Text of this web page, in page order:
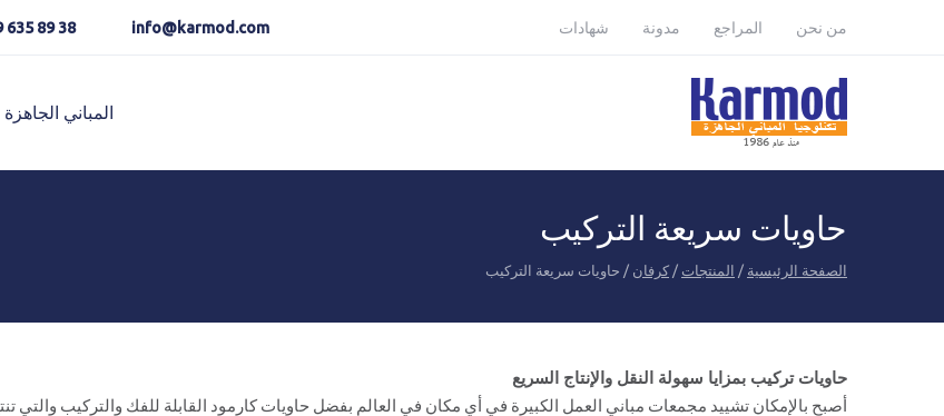
Karmod France Karmod العربية
Karmod Қазақ
Karmod Indonesia
Karmod España
Karmod Romania
Karmod Malaysia
Karmod Azərbaycan
من نحن المراجع مدونة شهادات info@karmod.com
635 89 38
المباني الجاهزة
حاويات سريعة التركيب
الصفحة الرئيسية / المنتجات / كرفان / حاويات سريعة التركيب
حاويات تركيب بمزايا سهولة النقل والإنتاج السريع
أصبح بالإمكان تشييد مجمعات مباني العمل الكبيرة في أي مكان في العالم بفضل حاويات كارمود القابلة للفك والتركيب والتي